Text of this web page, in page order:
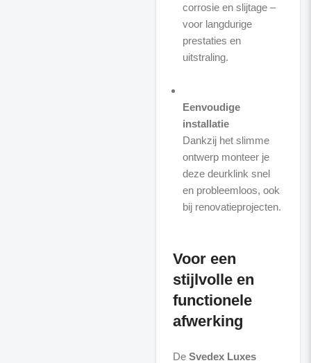
corrosie en slijtage –
voor langdurige
prestaties en
uitstraling.
Eenvoudige
installatie
Dankzij het slimme
ontwerp monteer je
deze deurklink snel
en probleemloos, ook
bij renovatieprojecten.
Voor een
stijlvolle en
functionele
afwerking
De Svedex Luxes